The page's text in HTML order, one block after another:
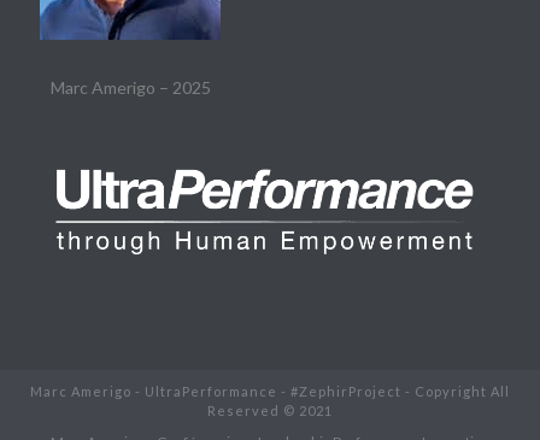
Marc Amerigo – 2025
Marc Amerigo - UltraPerformance - #ZephirProject - Copyright All
Reserved © 2021